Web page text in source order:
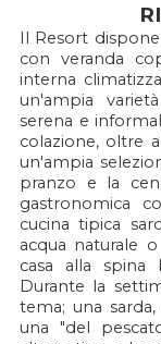
Il Resort
con veranda
interna
un'ampia
serena e
colazione, oltre
un'ampia
pranzo e la
gastronomica
cucina tipica
acqua naturale
casa alla spina
Durante la
tema; una
una "del